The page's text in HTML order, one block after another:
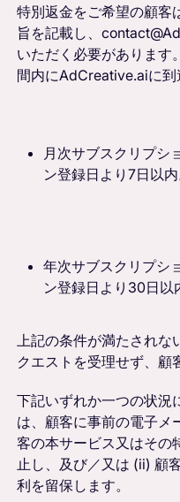
特別返金をご希望の顧客
旨を記載し、
いただく必要があります
間内にAdCreative.aiに到
月次サブスクリプシ
ン登録日より7日以内
年次サブスクリプシ
ン登録日より30日以
上記の条件が満たされ
クエストを受理せず、顧
下記いずれか一つの状
は、顧客に事前の電子メ
客の本サービス又はその
止し、及び／又は (ii) 顧
利を留保します。